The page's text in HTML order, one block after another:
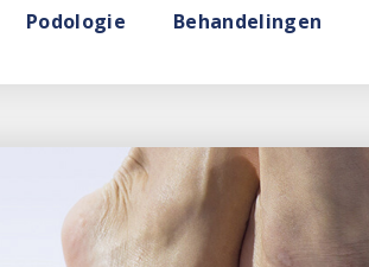
Podologie Behandelingen